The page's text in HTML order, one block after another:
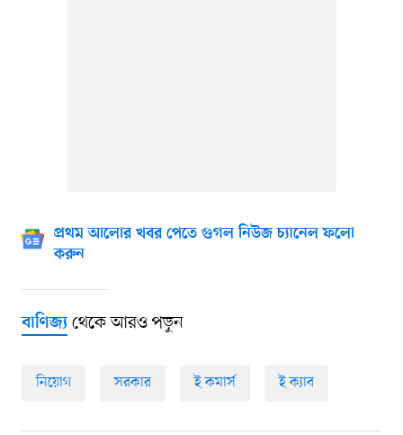
প্রথম আলোর খবর পেতে গুগল নিউজ চ্যানেল ফলো
করুন
বাণিজ্যথেকে আরও পড়ুন
নিয়োগ সরকার ই কমার্স ই ক্যাব